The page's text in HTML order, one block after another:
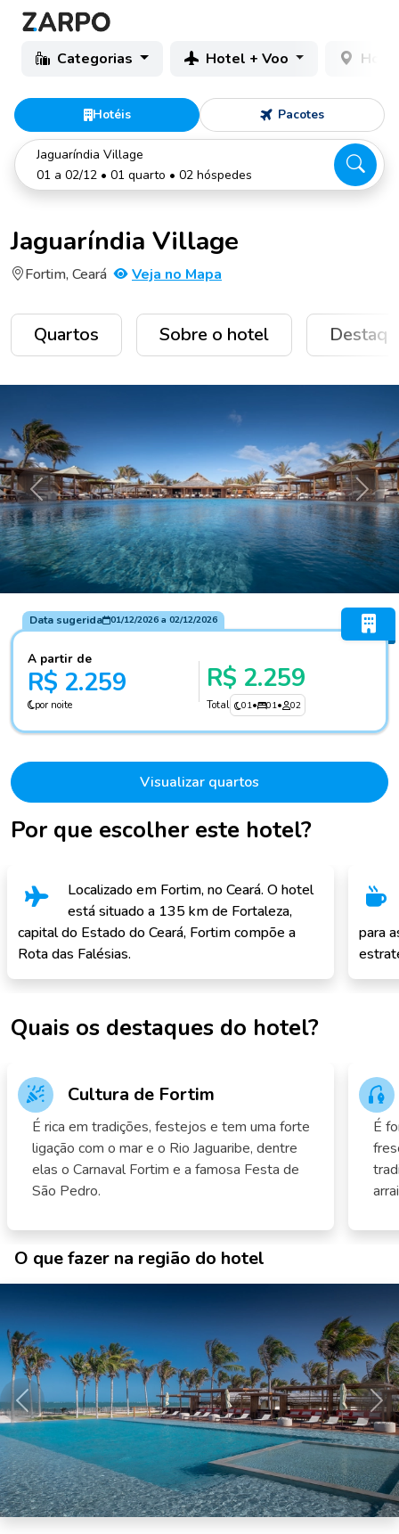
Categorias Hotel + Voo
Hotéis Pacotes
Jaguaríndia Village
01 a 02/12 • 01 quarto • 02 hóspedes
Jaguaríndia Village
Fortim, Ceará Veja no Mapa
Quartos Sobre o hotel
Anterior
Por que escolher este hotel?
Localizado em Fortim, no Ceará. O hotel
está situado a 135 km de Fortaleza,
capital do Estado do Ceará, Fortim compõe a
Rota das Falésias.
para
Data sugerida 01/12/2026a 02/12/2026
A partir de
R$ 2.259
por noite
R$ 2.259
Total 01• 01• 02
Visualizar quartos
Quais os destaques do hotel?
Cultura de Fortim
É rica em tradições, festejos e tem uma forte
ligação com o mar e o Rio Jaguaribe, dentre
elas o Carnaval Fortim e a famosa Festa de
São Pedro.
É
O que fazer na região do hotel
Anterior